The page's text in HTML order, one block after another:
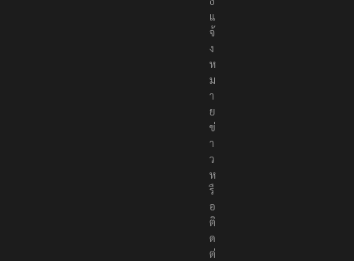
จ้
ง
ห
ม
า
ย
ข่
า
ว
ห
รื
อ
ติ
ด
ต่
อ